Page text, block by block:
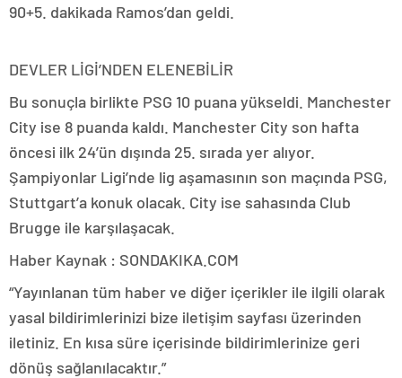
90+5. dakikada Ramos’dan geldi.
DEVLER LİGİ’NDEN ELENEBİLİR
Bu sonuçla birlikte PSG 10 puana yükseldi. Manchester
City ise 8 puanda kaldı. Manchester City son hafta
öncesi ilk 24’ün dışında 25. sırada yer alıyor.
Şampiyonlar Ligi’nde lig aşamasının son maçında PSG,
Stuttgart’a konuk olacak. City ise sahasında Club
Brugge ile karşılaşacak.
Haber Kaynak : SONDAKIKA.COM
“Yayınlanan tüm haber ve diğer içerikler ile ilgili olarak
yasal bildirimlerinizi bize iletişim sayfası üzerinden
iletiniz. En kısa süre içerisinde bildirimlerinize geri
dönüş sağlanılacaktır.”